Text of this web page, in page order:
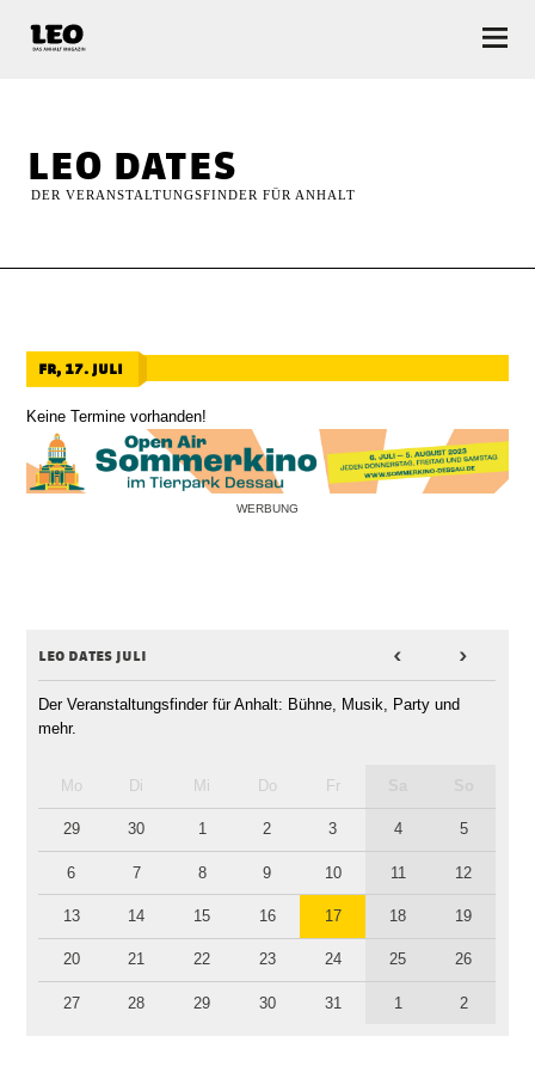
leo dates
DER VERANSTALTUNGSFINDER FÜR ANHALT
fr, 17. juli
Keine Termine vorhanden!
WERBUNG
leo dates juli < >
Der Veranstaltungsfinder für Anhalt: Bühne, Musik, Party und
mehr.
Mo Di Mi Do Fr
29 30 1 2 3 4 5
6 7 8 9 10 11 12
13 14 15 16 17 18 19
20 21 22 23 24 25 26
27 28 29 30 31 1 2